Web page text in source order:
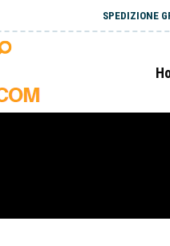
SPEDIZIONE